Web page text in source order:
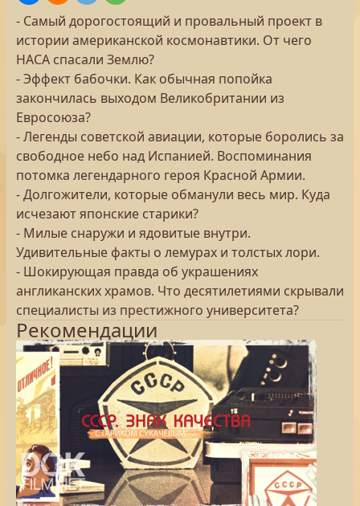
- Самый дорогостоящий и провальный проект в
истории американской космонавтики. От чего
НАСА спасали Землю?
- Эффект бабочки. Как обычная попойка
закончилась выходом Великобритании из
Евросоюза?
- Легенды советской авиации, которые боролись за
свободное небо над Испанией. Воспоминания
потомка легендарного героя Красной Армии.
- Долгожители, которые обманули весь мир. Куда
исчезают японские старики?
- Милые снаружи и ядовитые внутри.
Удивительные факты о лемурах и толстых лори.
- Шокирующая правда об украшениях
англиканских храмов. Что десятилетиями скрывали
специалисты из престижного университета?
Рекомендации